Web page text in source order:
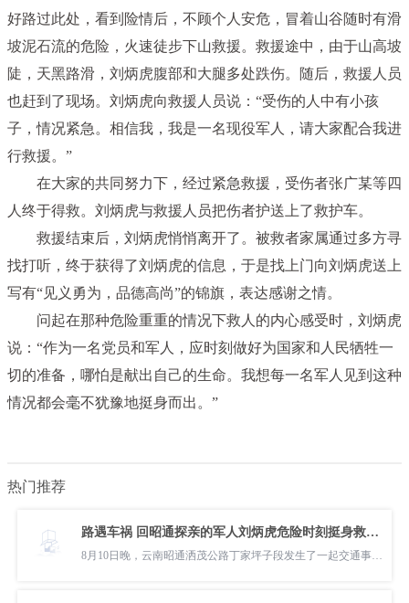
好路过此处，看到险情后，不顾个人安危，冒着山谷随时有滑
坡泥石流的危险，火速徒步下山救援。救援途中，由于山高坡
陡，天黑路滑，刘炳虎腹部和大腿多处跌伤。随后，救援人员
也赶到了现场。刘炳虎向救援人员说：“受伤的人中有小孩
子，情况紧急。相信我，我是一名现役军人，请大家配合我进
行救援。”
在大家的共同努力下，经过紧急救援，受伤者张广某等四
人终于得救。刘炳虎与救援人员把伤者护送上了救护车。
救援结束后，刘炳虎悄悄离开了。被救者家属通过多方寻
找打听，终于获得了刘炳虎的信息，于是找上门向刘炳虎送上
写有“见义勇为，品德高尚”的锦旗，表达感谢之情。
问起在那种危险重重的情况下救人的内心感受时，刘炳虎
说：“作为一名党员和军人，应时刻做好为国家和人民牺牲一
切的准备，哪怕是献出自己的生命。我想每一名军人见到这种
情况都会毫不犹豫地挺身而出。”
热门推荐
路遇车祸 回昭通探亲的军人刘炳虎危险时刻挺身救人彰显子弟兵本色
8月10日晚，云南昭通洒茂公路丁家坪子段发生了一起交通事故，正在休假